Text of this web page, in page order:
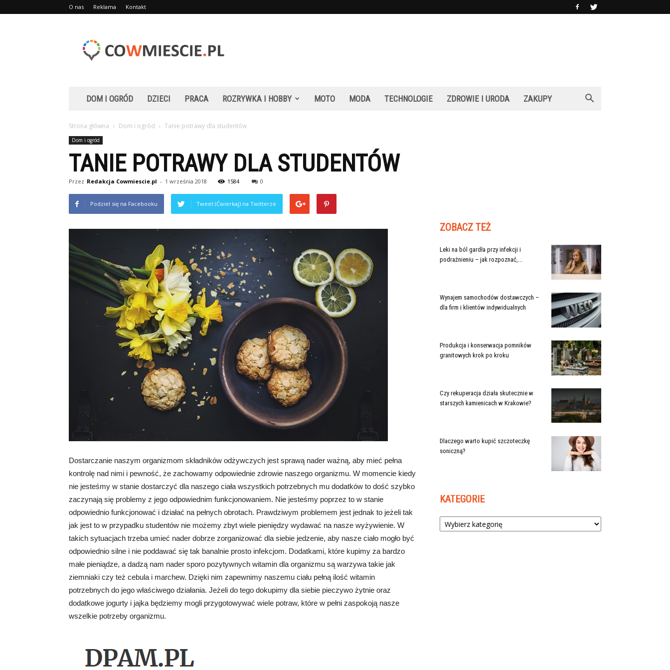
O nas Reklama Kontakt
DOM I OGRÓD DZIECI PRACA ROZRYWKA I HOBBY MOTO MODA TECHNOLOGIE ZDROWIE I URODA ZAKUPY
Strona główna Dom i ogród Tanie potrawy dla studentów
Dom i ogród
TANIE POTRAWY DLA STUDENTÓW
Przez Redakcja Cowmiescie.pl - 1 września 2018 1584 0
Podziel się na Facebooku Tweet (Ćwierkaj) na Twitterze
Dostarczanie naszym organizmom składników odżywczych jest sprawą nader ważną, aby mieć pełna
kontrolę nad nimi i pewność, że zachowamy odpowiednie zdrowie naszego organizmu. W momencie kiedy
nie jesteśmy w stanie dostarczyć dla naszego ciała wszystkich potrzebnych mu dodatków to dość szybko
zaczynają się problemy z jego odpowiednim funkcjonowaniem. Nie jesteśmy poprzez to w stanie
odpowiednio funkcjonować i działać na pełnych obrotach. Prawdziwym problemem jest jednak to jeżeli tak
jak jest to w przypadku studentów nie możemy zbyt wiele pieniędzy wydawać na nasze wyżywienie. W
takich sytuacjach trzeba umieć nader dobrze zorganizować dla siebie jedzenie, aby nasze ciało mogło być
odpowiednio silne i nie poddawać się tak banalnie prosto infekcjom. Dodatkami, które kupimy za bardzo
małe pieniądze, a dadzą nam nader sporo pozytywnych witamin dla organizmu są warzywa takie jak
ziemniaki czy też cebula i marchew. Dzięki nim zapewnimy naszemu ciału pełną ilość witamin
potrzebnych do jego właściwego działania. Jeżeli do tego dokupimy dla siebie pieczywo żytnie oraz
dodatkowe jogurty i jajka będziemy mogli przygotowywać wiele potraw, które w pełni zaspokoją nasze
wszelkie potrzeby organizmu.
ZOBACZ TEŻ
Leki na ból gardła przy infekcji i
podrażnieniu – jak rozpoznać,...
Wynajem samochodów dostawczych –
dla firm i klientów indywidualnych
Produkcja i konserwacja pomników
granitowych krok po kroku
Czy rekuperacja działa skutecznie w
starszych kamienicach w Krakowie?
Dlaczego warto kupić szczoteczkę
soniczną?
KATEGORIE
Kategorie